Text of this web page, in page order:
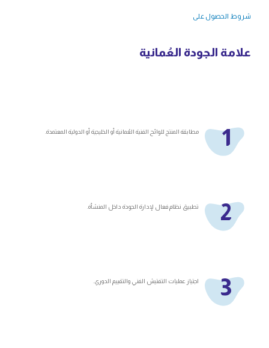
شروط الحصول على
علامة الجودة العُمانية
1 مطابقة المنتج للوائح الفنية العُمانية أو الخليجية أو الدولية المعتمدة.
2 تطبيق نظام فعال لإدارة الجودة داخل المنشأة.
3 اجتياز عمليات التفتيش الفني والتقييم الدوري.